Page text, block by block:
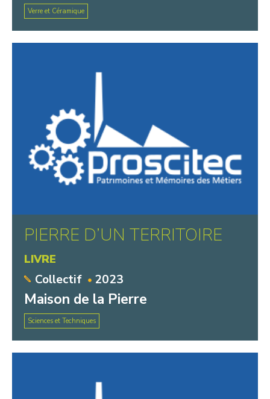
Verre et Céramique
PIERRE D’UN TERRITOIRE
LIVRE
Collectif 2023
Maison de la Pierre
Sciences et Techniques